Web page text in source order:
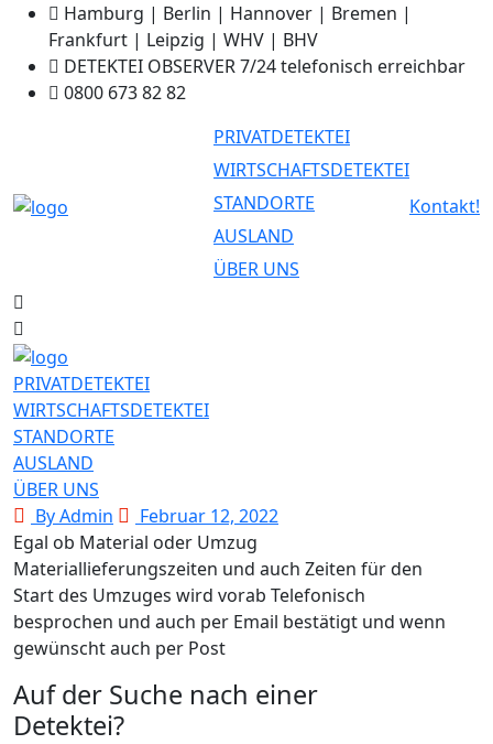
Hamburg | Berlin | Hannover | Bremen |
Frankfurt | Leipzig | WHV | BHV
DETEKTEI OBSERVER 7/24 telefonisch erreichbar
0800 673 82 82
PRIVATDETEKTEI
WIRTSCHAFTSDETEKTEI
STANDORTE
AUSLAND
ÜBER UNS
Kontakt!
PRIVATDETEKTEI
WIRTSCHAFTSDETEKTEI
STANDORTE
AUSLAND
ÜBER UNS
By Admin
Februar 12, 2022
Egal ob Material oder Umzug
Materiallieferungszeiten und auch Zeiten für den
Start des Umzuges wird vorab Telefonisch
besprochen und auch per Email bestätigt und wenn
gewünscht auch per Post
Auf der Suche nach einer
Detektei?